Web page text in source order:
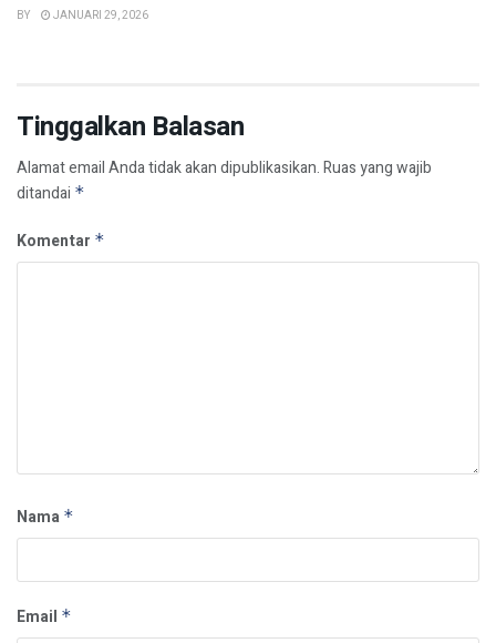
BY JANUARI 29, 2026
Tinggalkan Balasan
Alamat email Anda tidak akan dipublikasikan.Ruas yang wajib
ditandai *
Komentar *
Nama *
Email *